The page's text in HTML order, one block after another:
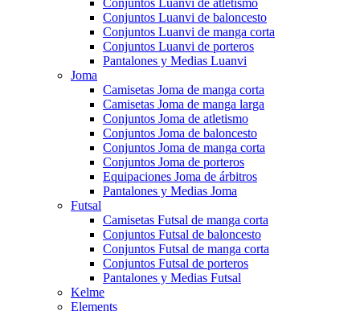
Conjuntos Luanvi de atletismo
Conjuntos Luanvi de baloncesto
Conjuntos Luanvi de manga corta
Conjuntos Luanvi de porteros
Pantalones y Medias Luanvi
Joma
Camisetas Joma de manga corta
Camisetas Joma de manga larga
Conjuntos Joma de atletismo
Conjuntos Joma de baloncesto
Conjuntos Joma de manga corta
Conjuntos Joma de porteros
Equipaciones Joma de árbitros
Pantalones y Medias Joma
Futsal
Camisetas Futsal de manga corta
Conjuntos Futsal de baloncesto
Conjuntos Futsal de manga corta
Conjuntos Futsal de porteros
Pantalones y Medias Futsal
Kelme
Elements